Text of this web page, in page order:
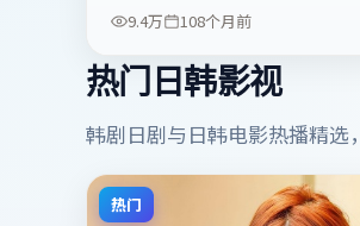
9.4万
108个月前
热门日韩影视
韩剧日剧与日韩电影热播精选
热门